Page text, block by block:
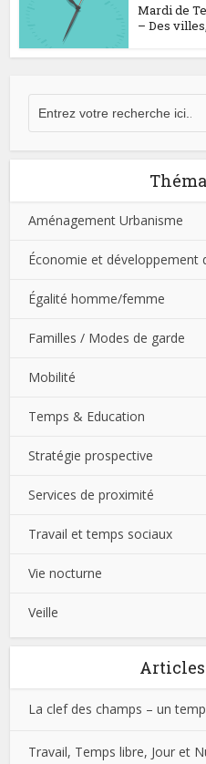
Mardi de
– Des
Aménagement Urbanisme
Économie et développement
Égalité homme/femme
Familles / Modes de garde
Mobilité
Temps & Education
Stratégie prospective
Services de proximité
Travail et temps sociaux
Vie nocturne
Veille
La clef des champs – un
Travail, Temps libre, Jour et